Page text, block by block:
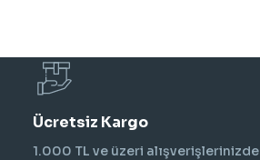
Ücretsiz Kargo
1.000 TL ve üzeri alışverişlerinizde